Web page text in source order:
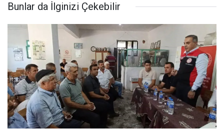
Bunlar da İlginizi Çekebilir